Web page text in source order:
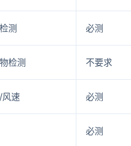
测 必测
检测 不要求
风速 必测
必测